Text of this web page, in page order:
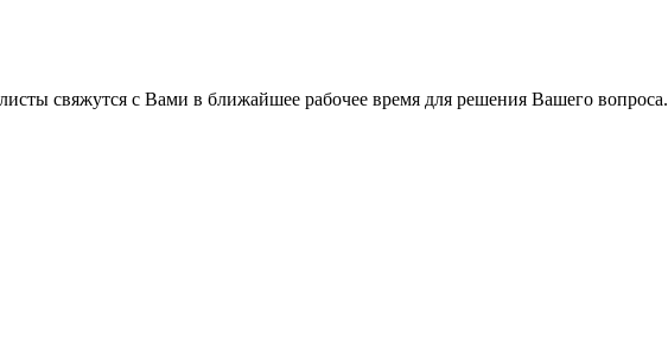
свяжутся с Вами в ближайшее рабочее время для решения Вашего вопроса.